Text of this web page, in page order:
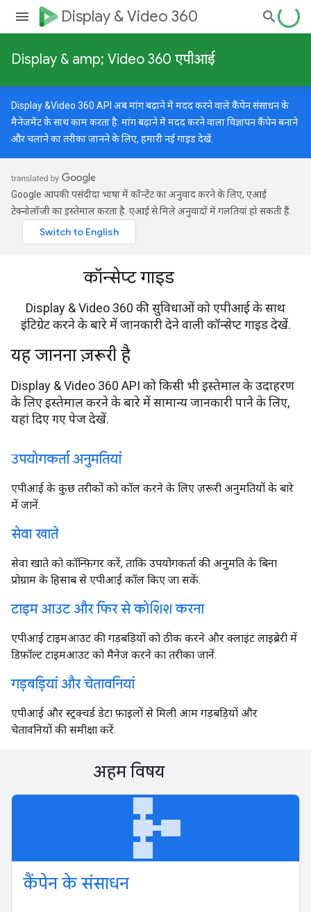
Display & Video 360
Display & amp; Video 360 एपीआई
Display &Video 360 API अब मांग बढ़ाने में मदद करने वाले कैंपेन संसाधन के
मैनेजमेंट के साथ काम करता है. मांग बढ़ाने में मदद करने वाला विज्ञापन कैंपेन बनाने
और चलाने का तरीका जानने के लिए, हमारीनई गाइडदेखें.
Google आपकी पसंदीदा भाषा में कॉन्टेंट का अनुवाद करने के लिए, एआई
टेक्नोलॉजी का इस्तेमाल करता है. एआई से मिले अनुवादों में गलतियां हो सकती हैं.
कॉन्सेप्ट गाइड
Display & Video 360 की सुविधाओं को एपीआई के साथ
इंटिग्रेट करने के बारे में जानकारी देने वाली कॉन्सेप्ट गाइड देखें.
यह जानना ज़रूरी है
Display & Video 360 API को किसी भी इस्तेमाल के उदाहरण
के लिए इस्तेमाल करने के बारे में सामान्य जानकारी पाने के लिए,
यहां दिए गए पेज देखें.
उपयोगकर्ता अनुमतियां
एपीआई के कुछ तरीकों को कॉल करने के लिए ज़रूरी अनुमतियों के बारे
में जानें.
सेवा खाते
सेवा खाते को कॉन्फ़िगर करें, ताकि उपयोगकर्ता की अनुमति के बिना
प्रोग्राम के हिसाब से एपीआई कॉल किए जा सकें.
टाइम आउट और फिर से कोशिश करना
एपीआई टाइमआउट की गड़बड़ियों को ठीक करने और क्लाइंट लाइब्रेरी में
डिफ़ॉल्ट टाइमआउट को मैनेज करने का तरीका जानें.
गड़बड़ियां और चेतावनियां
एपीआई और स्ट्रक्चर्ड डेटा फ़ाइलों से मिली आम गड़बड़ियों और
चेतावनियों की समीक्षा करें.
अहम विषय
schema
कैंपेन के संसाधन